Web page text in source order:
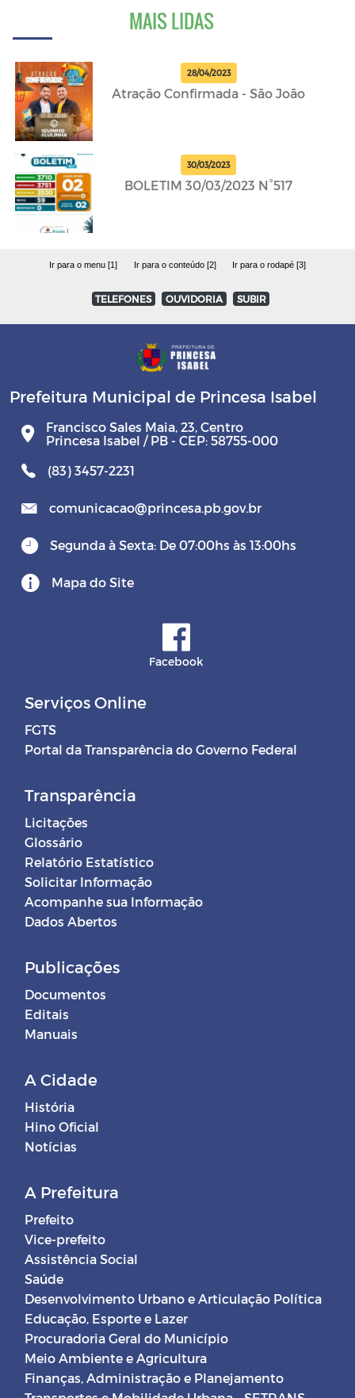
MAIS LIDAS
28/04/2023
Atração Confirmada - São João
30/03/2023
BOLETIM 30/03/2023 N°517
Ir para o menu [1] Ir para o conteúdo [2] Ir para o rodapé [3]
TELEFONES OUVIDORIA SUBIR
Prefeitura Municipal de Princesa Isabel
Francisco Sales Maia, 23, Centro
Princesa Isabel / PB - CEP: 58755-000
(83) 3457-2231
comunicacao@princesa.pb.gov.br
Segunda à Sexta: De 07:00hs às 13:00hs
Mapa do Site
Facebook
Serviços Online
FGTS
Portal da Transparência do Governo Federal
Transparência
Licitações
Glossário
Relatório Estatístico
Solicitar Informação
Acompanhe sua Informação
Dados Abertos
Publicações
Documentos
Editais
Manuais
A Cidade
História
Hino Oficial
Notícias
A Prefeitura
Prefeito
Vice-prefeito
Assistência Social
Saúde
Desenvolvimento Urbano e Articulação Política
Educação, Esporte e Lazer
Procuradoria Geral do Município
Meio Ambiente e Agricultura
Finanças, Administração e Planejamento